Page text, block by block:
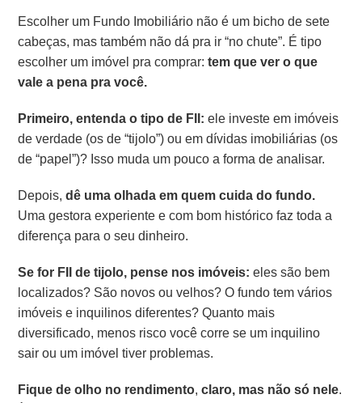
Escolher um Fundo Imobiliário não é um bicho de sete
cabeças, mas também não dá pra ir “no chute”. É tipo
escolher um imóvel pra comprar:tem que ver o que
vale a pena pra você.
Primeiro,entenda o tipo de FII: ele investe em imóveis
de verdade (os de “tijolo”) ou em dívidas imobiliárias (os
de “papel”)? Isso muda um pouco a forma de analisar.
Depois,dê uma olhada em quem cuida do fundo.
Uma gestora experiente e com bom histórico faz toda a
diferença para o seu dinheiro.
Se for FII de tijolo, pense nos imóveis: eles são bem
localizados? São novos ou velhos? O fundo tem vários
imóveis e inquilinos diferentes? Quanto mais
diversificado, menos risco você corre se um inquilino
sair ou um imóvel tiver problemas.
Fique de olho no rendimento,claro, mas não só nele.